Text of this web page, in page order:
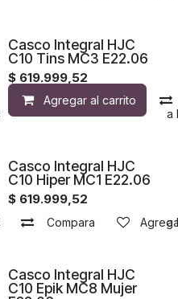
Compara Agregar a la
Casco Integral HJC
C10 Tins MC3 E22.06
$ 619.999,52
Agregar al carrito
Compara Agregar a
Casco Integral HJC
C10 Hiper MC1 E22.06
$ 619.999,52
Compara
Casco Integral HJC
C10 Epik MC8 Mujer